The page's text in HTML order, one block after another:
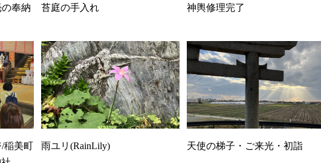
の奉納 苔庭の手入れ 神輿修理完了
稲美町
雨ユリ(RainLily) 天使の梯子・ご来光・初詣